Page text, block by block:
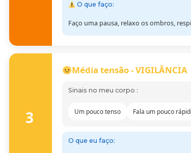
O que faço:
Faço uma pausa, relaxo os ombros,
3
Média tensão - VIGILÂNCIA
Sinais no meu corpo :
Um pouco tenso Fala um pouco
O que eu faço: